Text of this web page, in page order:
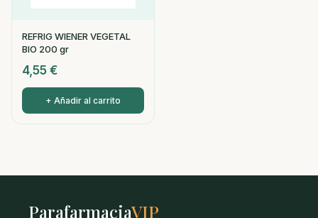
REFRIG WIENER VEGETAL
BIO 200 gr
4,55 €
+ Añadir al carrito
ParafarmaciaVIP